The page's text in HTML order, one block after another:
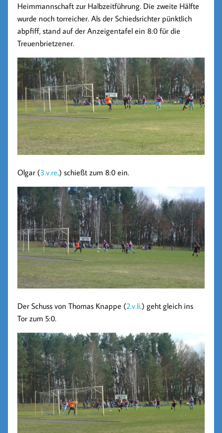
Heimmannschaft zur Halbzeitführung. Die zweite Hälfte
wurde noch torreicher. Als der Schiedsrichter pünktlich
abpfiff, stand auf der Anzeigentafel ein 8:0 für die
Treuenbrietzener.
Olgar (3.v.re.) schießt zum 8:0 ein.
Der Schuss von Thomas Knappe (2.v.li.) geht gleich ins
Tor zum 5:0.